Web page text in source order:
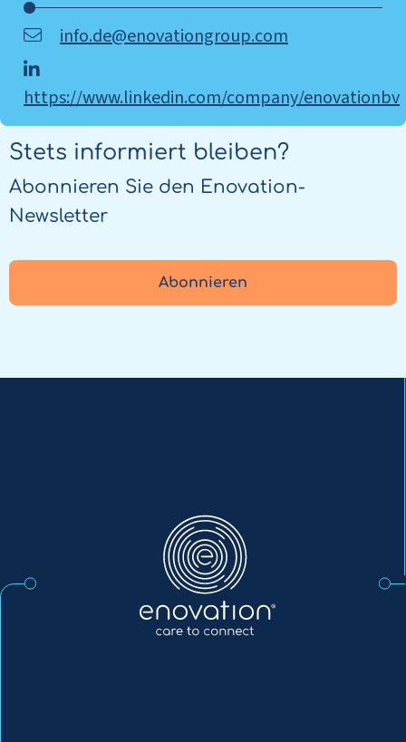
info.de@enovationgroup.com
https://www.linkedin.com/company/enovationbv
Stets informiert bleiben?
Abonnieren Sie den Enovation-
Newsletter
Abonnieren